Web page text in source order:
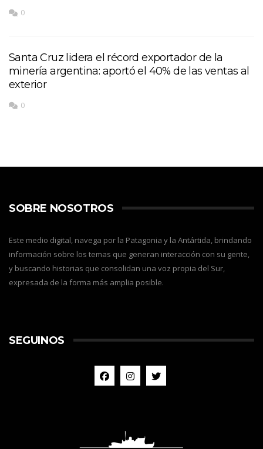
0
Santa Cruz lidera el récord exportador de la
minería argentina: aportó el 40% de las ventas al
exterior
0
SOBRE NOSOTROS
Este medio digital, navega por la Patagonia y la Antártida, brindando
información sobre los temas que generan interacción con su gente,
y buscando historias que consolidan una voz propia del Sur,
expresada de la forma más amplia posible.
SEGUINOS